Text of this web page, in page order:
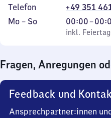
Telefon
+49 351
Montag
Mo – So,
inkl. Feiertage
00:00–
Von
0
0
Uhr
inkl.
Fragen, Anregungen
Feedback und
Ansprechpartner:innen und